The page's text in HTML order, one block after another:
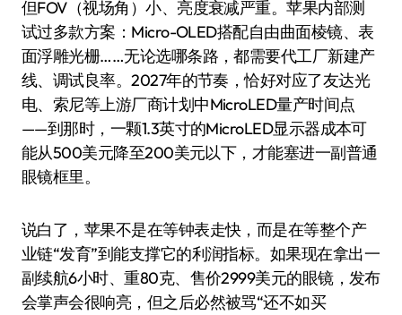
但FOV（视场角）小、亮度衰减严重。苹果内部测
试过多款方案：Micro-OLED搭配自由曲面棱镜、表
面浮雕光栅……无论选哪条路，都需要代工厂新建产
线、调试良率。2027年的节奏，恰好对应了友达光
电、索尼等上游厂商计划中MicroLED量产时间点
——到那时，一颗1.3英寸的MicroLED显示器成本可
能从500美元降至200美元以下，才能塞进一副普通
眼镜框里。
说白了，苹果不是在等钟表走快，而是在等整个产
业链“发育”到能支撑它的利润指标。如果现在拿出一
副续航6小时、重80克、售价2999美元的眼镜，发布
会掌声会很响亮，但之后必然被骂“还不如买